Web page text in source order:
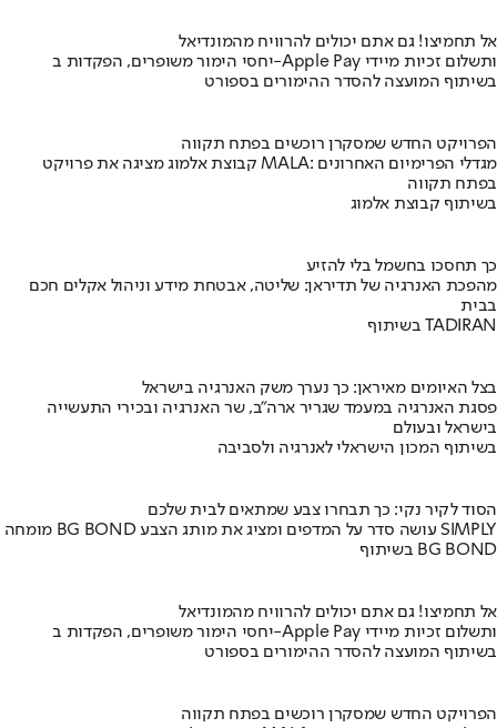
אל תחמיצו! גם אתם יכולים להרוויח מהמונדיאל
יחסי הימור משופרים, הפקדות ב-Apple Pay ותשלום זכיות מיידי
בשיתוף המועצה להסדר ההימורים בספורט
הפרויקט החדש שמסקרן רוכשים בפתח תקווה
קבוצת אלמוג מציגה את פרויקט MALA: מגדלי הפרימיום האחרונים
בפתח תקווה
בשיתוף קבוצת אלמוג
כך תחסכו בחשמל בלי להזיע
מהפכת האנרגיה של תדיראן: שליטה, אבטחת מידע וניהול אקלים חכם
בבית
בשיתוף TADIRAN
בצל האיומים מאיראן: כך נערך משק האנרגיה בישראל
פסגת האנרגיה במעמד שגריר ארה"ב, שר האנרגיה ובכירי התעשייה
בישראל ובעולם
בשיתוף המכון הישראלי לאנרגיה ולסביבה
הסוד לקיר נקי: כך תבחרו צבע שמתאים לבית שלכם
מומחה BG BOND עושה סדר על המדפים ומציג את מותג הצבע SIMPLY
בשיתוף BG BOND
אל תחמיצו! גם אתם יכולים להרוויח מהמונדיאל
יחסי הימור משופרים, הפקדות ב-Apple Pay ותשלום זכיות מיידי
בשיתוף המועצה להסדר ההימורים בספורט
הפרויקט החדש שמסקרן רוכשים בפתח תקווה